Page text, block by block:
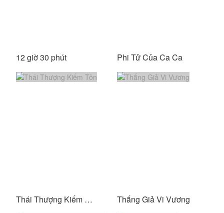
12 giờ 30 phút Phi Tử Của Ca Ca
Thái Thượng Kiếm Tôn Thắng Giả Vi Vương